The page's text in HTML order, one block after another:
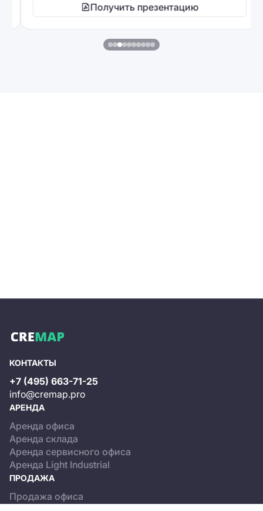
Получить презентацию
КОНТАКТЫ
+7 (495) 663-71-25
info@cremap.pro
АРЕНДА
Аренда офиса
Аренда склада
Аренда сервисного офиса
Аренда Light Industrial
ПРОДАЖА
Продажа офиса